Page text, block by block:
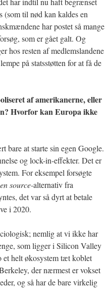
(som til nød kan kaldes en
har postet så mange
som er gået galt. Og
hos resten af medlemslandene
på statsstøtten for at få de
af amerikanerne, eller
Hvorfor kan Europa ikke
bare at starte sin egen Google.
og lock-in-effekter. Det er
For eksempel forsøgte
source-alternativ fra
det var så dyrt at betale
i 2020.
nemlig at vi ikke har
som ligger i Silicon Valley
et helt økosystem tæt koblet
der nærmest er vokset
og så har de bare virkelig